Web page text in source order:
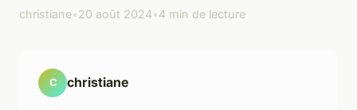
christiane•20 août 2024•4 min de lecture
C christiane